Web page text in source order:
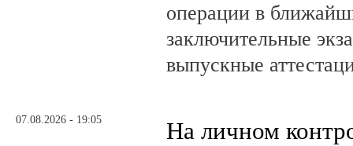
операции в
заключительные
выпускные
07.08.2026 - 19:05
На личном